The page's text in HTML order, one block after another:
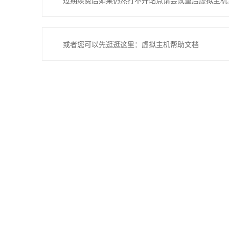
或者您可以先逛逛这里：虚拟主机帮助文档